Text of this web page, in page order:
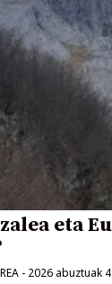
eta
- 2026 abuztuak 4